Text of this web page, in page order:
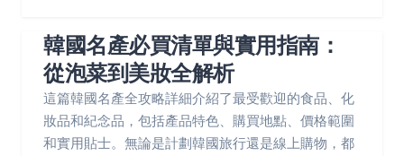
韓國名產必買清單與實用指南：
從泡菜到美妝全解析
這篇韓國名產全攻略詳細介紹了最受歡迎的食品、化
妝品和紀念品，包括產品特色、購買地點、價格範圍
和實用貼士。無論是計劃韓國旅行還是線上購物，都